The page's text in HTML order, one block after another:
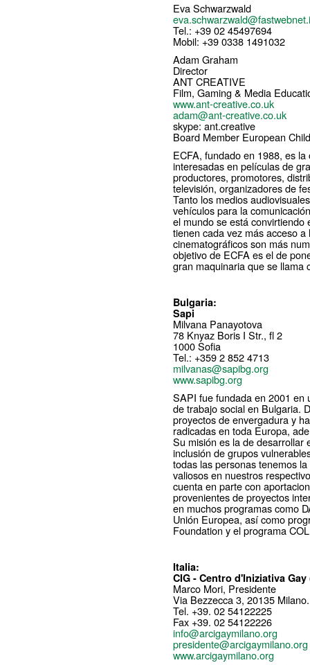
Eva Schwarzwald
Tel.: +39 02 45497694
Mobil: +39 0338 1491032
Adam Graham
Director
ANT CREATIVE
Film, Gaming & Media
www.ant-creative.co.uk
adam@ant-creative.co.uk
skype: ant.creative
Board Member European
ECFA, fundado en 1988, es
interesadas en películas de
productores, promotores,
televisión, organizadores de
Tanto los medios
vehículos para la
el mundo se está convirtiendo
tienen cada vez más acceso
cinematográficos son más
objetivo de ECFA es el de
gran maquinaria que se llama
Bulgaria:
Sapi
Milvana Panayotova
78 Knyaz Boris I Str., fl 2
1000 Sofia
Tel.: +359 2 852 4713
milvanas@sapibg.org
www.sapibg.org
SAPI fue fundada en 2001 en
de trabajo social en Bulgaria.
proyectos de envergadura y
radicadas en toda Europa,
Su misión es la de desarrollar
inclusión de grupos
todas las personas tenemos
valiosos en nuestros
cuenta en parte con
provenientes de proyectos
en muchos programas como
Unión Europea, así como
Foundation y el programa
Italia:
CIG - Centro d'Iniziativa
Marco Mori, Presidente
Via Bezzecca 3, 20135 Milano.
Tel. +39. 02 54122225
Fax +39. 02 54122226
info@arcigaymilano.org
presidente@arcigaymilano.org
www.arcigaymilano.org